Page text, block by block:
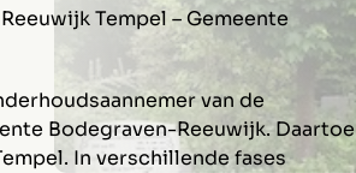
Tempel – Gemeente
van de
Bodegraven-Reeuwijk. Daartoe
In verschillende fases